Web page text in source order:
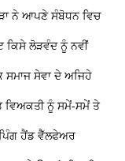
ਨੇ ਆਪਣੇ ਸੰਬੋਧਨ ਵਿਚ
ਕਿਸੇ ਲੋੜਵੰਦ ਨੂੰ ਨਵੀਂ
ਸਮਾਜ ਸੇਵਾ ਦੇ ਅਜਿਹੇ
ਵਿਅਕਤੀ ਨੂੰ ਸਮੇਂ-ਸਮੇਂਤੇ
ਹੈਂਡ ਵੈੱਲਫੇਅਰ